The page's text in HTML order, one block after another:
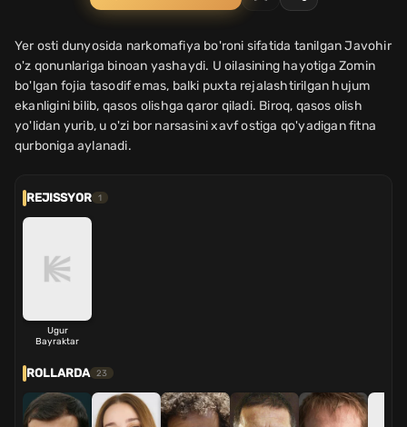
Yer osti dunyosida narkomafiya bo'roni sifatida tanilgan Javohir
o'z qonunlariga binoan yashaydi. U oilasining hayotiga Zomin
bo'lgan fojia tasodif emas, balki puxta rejalashtirilgan hujum
ekanligini bilib, qasos olishga qaror qiladi. Biroq, qasos olish
yo'lidan yurib, u o'zi bor narsasini xavf ostiga qo'yadigan fitna
qurboniga aylanadi.
REJISSYOR 1
Ugur
Bayraktar
ROLLARDA 23